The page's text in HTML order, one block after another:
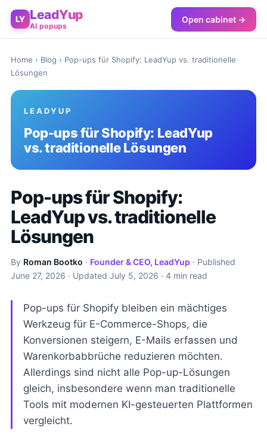
LY LeadYup
AI popups
Open cabinet →
Home › Blog › Pop-ups für Shopify: LeadYup vs. traditionelle
Lösungen
LEADYUP
Pop-ups für Shopify: LeadYup
vs. traditionelle Lösungen
Pop-ups für Shopify:
LeadYup vs. traditionelle
Lösungen
By Roman Bootko · Founder & CEO, LeadYup · Published
June 27, 2026 · Updated July 5, 2026 · 4 min read
Pop-ups für Shopify bleiben ein mächtiges
Werkzeug für E-Commerce-Shops, die
Konversionen steigern, E-Mails erfassen und
Warenkorbabbrüche reduzieren möchten.
Allerdings sind nicht alle Pop-up-Lösungen
gleich, insbesondere wenn man traditionelle
Tools mit modernen KI-gesteuerten Plattformen
vergleicht.